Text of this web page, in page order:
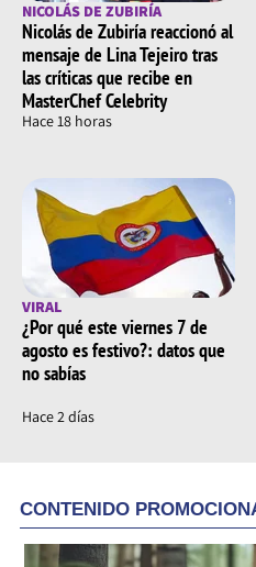
NICOLÁS DE ZUBIRÍA
Nicolás de Zubiría reaccionó al
mensaje de Lina Tejeiro tras
las críticas que recibe en
MasterChef Celebrity
Hace 18 horas
VIRAL
¿Por qué este viernes 7 de
agosto es festivo?: datos que
no sabías
Hace 2 días